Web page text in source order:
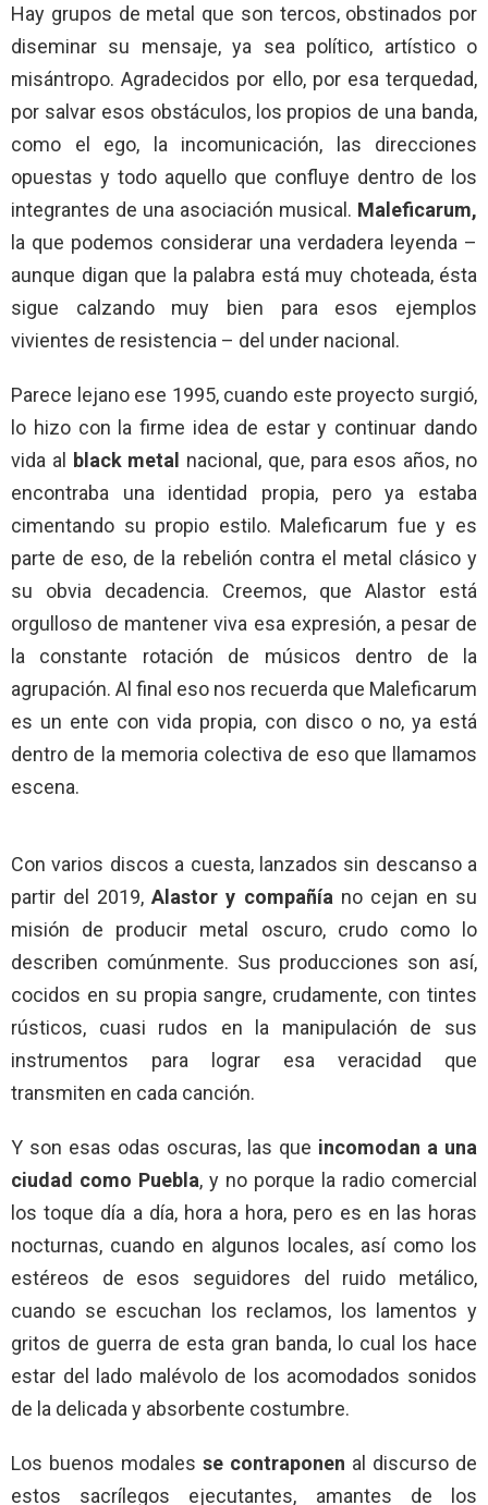
Hay grupos de metal que son tercos, obstinados por
diseminar su mensaje, ya sea político, artístico o
misántropo. Agradecidos por ello, por esa terquedad,
por salvar esos obstáculos, los propios de una banda,
como el ego, la incomunicación, las direcciones
opuestas y todo aquello que confluye dentro de los
integrantes de una asociación musical. Maleficarum,
la que podemos considerar una verdadera leyenda –
aunque digan que la palabra está muy choteada, ésta
sigue calzando muy bien para esos ejemplos
vivientes de resistencia – del under nacional.
Parece lejano ese 1995, cuando este proyecto surgió,
lo hizo con la firme idea de estar y continuar dando
vida al black metal nacional, que, para esos años, no
encontraba una identidad propia, pero ya estaba
cimentando su propio estilo. Maleficarum fue y es
parte de eso, de la rebelión contra el metal clásico y
su obvia decadencia. Creemos, que Alastor está
orgulloso de mantener viva esa expresión, a pesar de
la constante rotación de músicos dentro de la
agrupación. Al final eso nos recuerda que Maleficarum
es un ente con vida propia, con disco o no, ya está
dentro de la memoria colectiva de eso que llamamos
escena.
Con varios discos a cuesta, lanzados sin descanso a
partir del 2019,Alastor y compañía no cejan en su
misión de producir metal oscuro, crudo como lo
describen comúnmente. Sus producciones son así,
cocidos en su propia sangre, crudamente, con tintes
rústicos, cuasi rudos en la manipulación de sus
instrumentos para lograr esa veracidad que
transmiten en cada canción.
Y son esas odas oscuras, las que incomodan a una
ciudad como Puebla, y no porque la radio comercial
los toque día a día, hora a hora, pero es en las horas
nocturnas, cuando en algunos locales, así como los
estéreos de esos seguidores del ruido metálico,
cuando se escuchan los reclamos, los lamentos y
gritos de guerra de esta gran banda, lo cual los hace
estar del lado malévolo de los acomodados sonidos
de la delicada y absorbente costumbre.
Los buenos modales se contraponen al discurso de
estos sacrílegos ejecutantes, amantes de los